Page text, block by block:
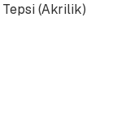
(Akrilik)